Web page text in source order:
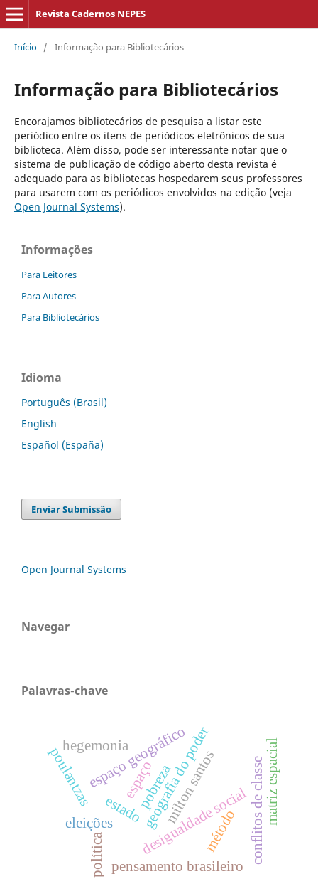
Revista Cadernos NEPES
Início / Informação para Bibliotecários
Informação para Bibliotecários
Encorajamos bibliotecários de pesquisa a listar este
periódico entre os itens de periódicos eletrônicos de sua
biblioteca. Além disso, pode ser interessante notar que o
sistema de publicação de código aberto desta revista é
adequado para as bibliotecas hospedarem seus professores
para usarem com os periódicos envolvidos na edição (veja
Open Journal Systems).
Informações
Para Leitores
Para Autores
Para Bibliotecários
Idioma
Português (Brasil)
English
Español (España)
Enviar Submissão
Open Journal Systems
Navegar
Palavras-chave
espaço geográfico
pobreza
desigualdade socialconflitos de classe
eleições
política
geografia do podermétodo
milton santos
pensamento brasileiro
poulantzas matriz espacial
hegemonia
espaço
estado